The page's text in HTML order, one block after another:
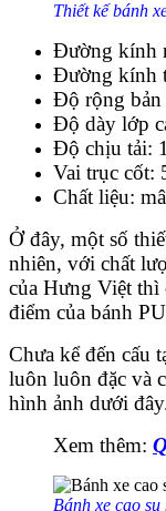
Thiết kế bánh
Đường kính
Đường kính
Độ rộng bản
Độ dày lớp
Độ chịu tải:
Vai trục cốt:
Chất liệu:
Ở đây, một số
nhiên, với chất
của Hưng Việt thì
điểm của bánh
Chưa kể đến cấu
luôn luôn đặc và
hình ảnh dưới
Xem thêm:
Bánh xe cao